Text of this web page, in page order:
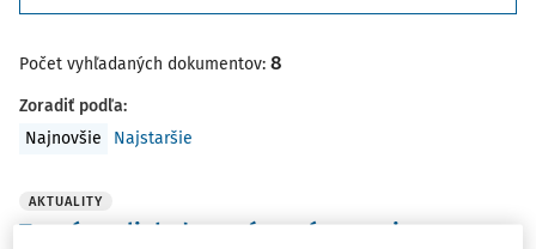
Počet vyhľadaných dokumentov: 8
Zoradiť podľa:
Najnovšie
Najstaršie
AKTUALITY
Termín volieb do orgánov územnej